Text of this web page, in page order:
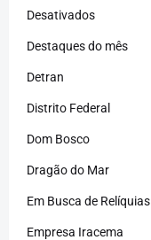
Desativados
Destaques do mês
Detran
Distrito Federal
Dom Bosco
Dragão do Mar
Em Busca de Relíquias
Empresa Iracema